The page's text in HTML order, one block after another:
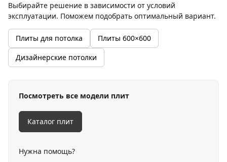
Выбирайте решение в зависимости от условий
эксплуатации. Поможем подобрать оптимальный вариант.
Плиты для потолка
Плиты 600×600
Дизайнерские потолки
Посмотреть все модели плит
Каталог плит
Нужна помощь?